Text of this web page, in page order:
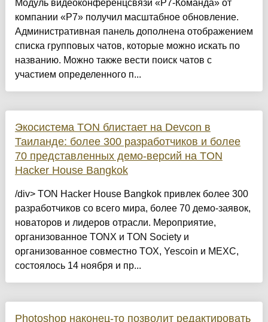
Модуль видеоконференцсвязи «Р7-Команда» от
компании «Р7» получил масштабное обновление.
Административная панель дополнена отображением
списка групповых чатов, которые можно искать по
названию. Можно также вести поиск чатов с
участием определенного п...
Экосистема TON блистает на Devcon в
Таиланде: более 300 разработчиков и более
70 представленных демо-версий на TON
Hacker House Bangkok
/div> TON Hacker House Bangkok привлек более 300
разработчиков со всего мира, более 70 демо-заявок,
новаторов и лидеров отрасли. Мероприятие,
организованное TONX и TON Society и
организованное совместно TOX, Yescoin и MEXC,
состоялось 14 ноября и пр...
Photoshop наконец-то позволит редактировать